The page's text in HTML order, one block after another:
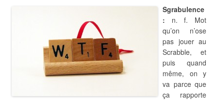
Sgrabulence
: n. f. Mot
qu’on n’ose
pas jouer au
Scrabble, et
puis quand
même, on y
va parce que
ça rapporte